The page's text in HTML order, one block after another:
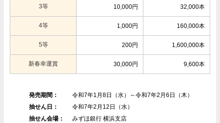
3等 10,000円 32,000本
4等 1,000円 160,000本
5等 200円 1,600,000本
新春幸運賞 30,000円 9,600本
発売期間：
令和7年1月8日（水）～令和7年2月6日（木）
抽せん日：
令和7年2月12日（水）
抽せん会場：
みずほ銀行 横浜支店